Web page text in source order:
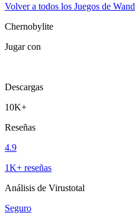
Volver a todos los Juegos de Wand
Chernobylite
Jugar con
Descargas
10K+
Reseñas
4.9
1K+ reseñas
Análisis de Virustotal
Seguro